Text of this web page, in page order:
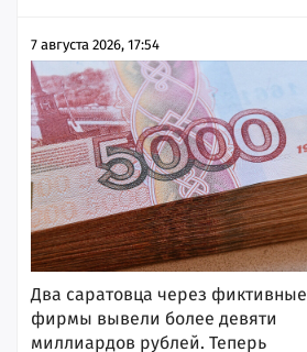
7 августа 2026, 17:54
Два саратовца через фиктивные
фирмы вывели более девяти
миллиардов рублей. Теперь